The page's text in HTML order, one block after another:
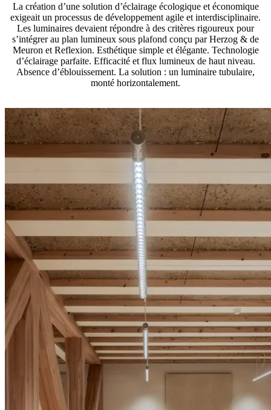
La création d’une solution d’éclairage écologique et économique
exigeait un processus de développement agile et interdisciplinaire.
Les luminaires devaient répondre à des critères rigoureux pour
s’intégrer au plan lumineux sous plafond conçu par Herzog & de
Meuron et Reflexion. Esthétique simple et élégante. Technologie
d’éclairage parfaite. Efficacité et flux lumineux de haut niveau.
Absence d’éblouissement. La solution : un luminaire tubulaire,
monté horizontalement.